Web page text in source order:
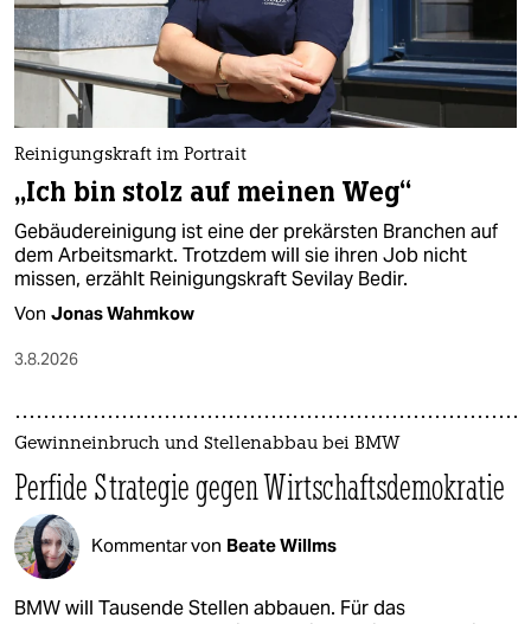
Reinigungskraft im Portrait
„Ich bin stolz auf meinen Weg“
Gebäudereinigung ist eine der prekärsten Branchen auf
dem Arbeitsmarkt. Trotzdem will sie ihren Job nicht
missen, erzählt Reinigungskraft Sevilay Bedir.
Von Jonas Wahmkow
3.8.2026
Gewinneinbruch und Stellenabbau bei BMW
Perfide Strategie gegen Wirtschaftsdemokratie
Kommentar von Beate Willms
BMW will Tausende Stellen abbauen. Für das